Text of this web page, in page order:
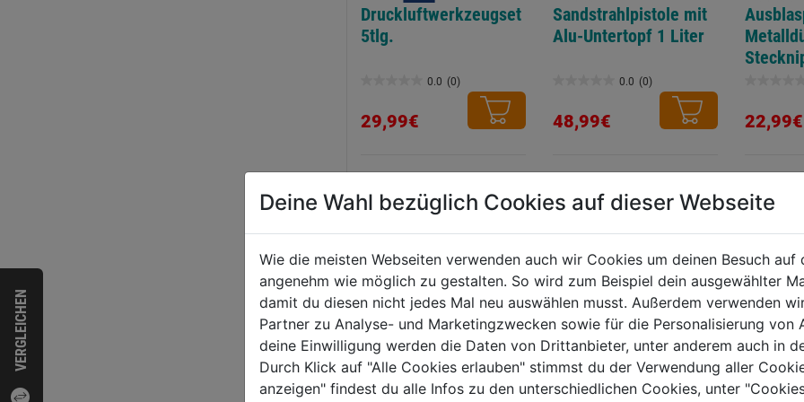
VERGLEICHEN
Druckluftwerkzeugset
5tlg.
0.0 (0)
von
29,99€
Sandstrahlpistole mit
Alu-Untertopf 1 Liter
0.0 (0)
von
48,99€
von
22,99€
WEITERE PRODUKTE AUS DIESER KATEGORIE
Deine Wahl bezüglich Cookies auf dieser Webseite
Wie die meisten Webseiten verwenden auch wir Cookies um deinen Besuch auf
angenehm wie möglich zu gestalten. So wird zum Beispiel dein ausgewählter
damit du diesen nicht jedes Mal neu auswählen musst. Außerdem verwenden
Partner zu Analyse- und Marketingzwecken sowie für die Personalisierung von
deine Einwilligung werden die Daten von Drittanbieter, unter anderem auch in
Durch Klick auf "Alle Cookies erlauben" stimmst du der Verwendung aller
anzeigen" findest du alle Infos zu den unterschiedlichen Cookies, unter